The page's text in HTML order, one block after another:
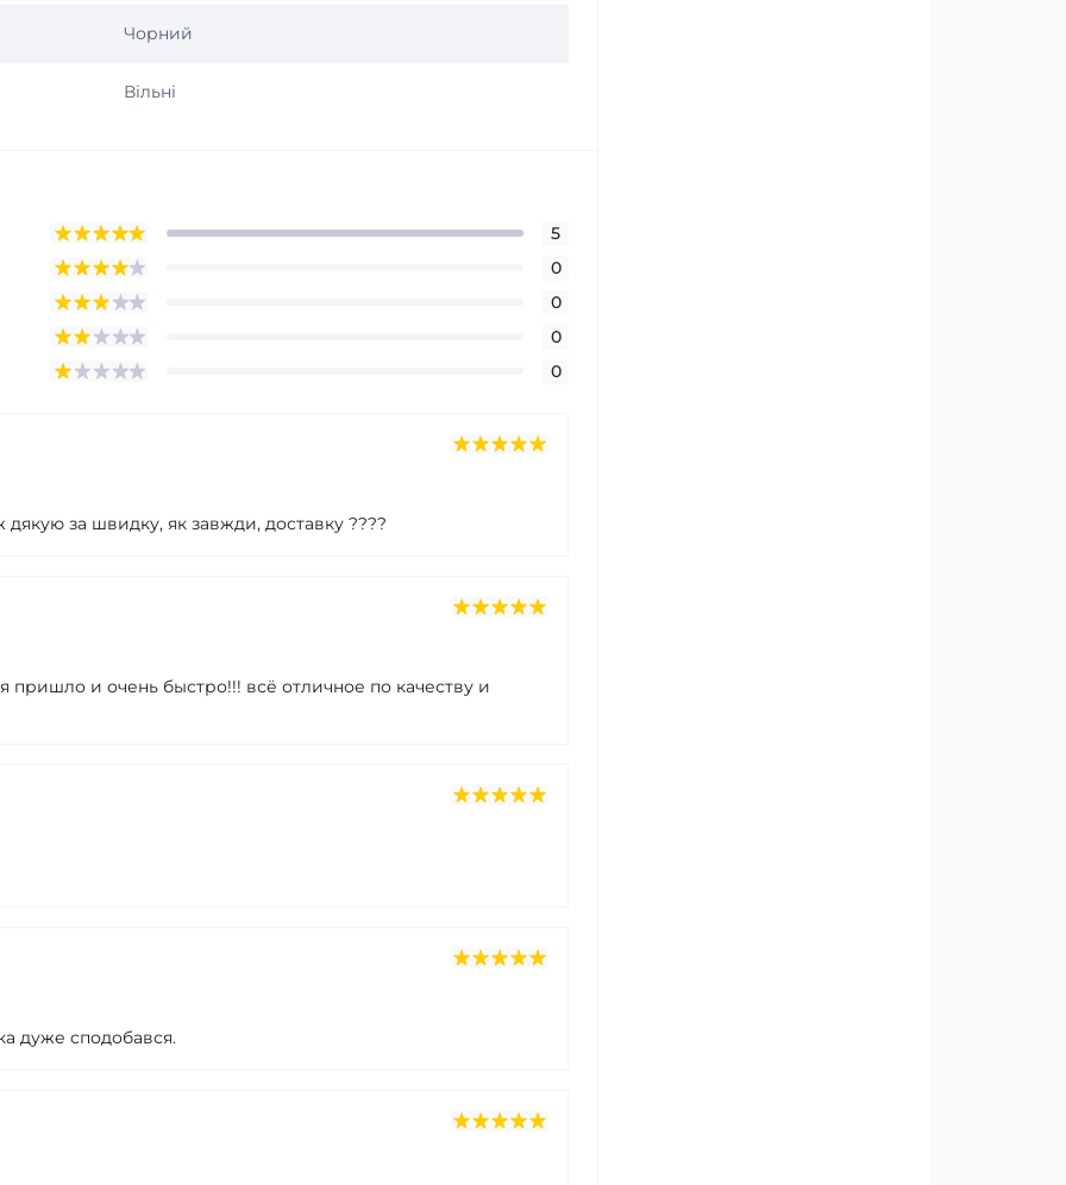
Чорний
Вільні
5
0
0
0
0
дякую за швидку, як завжди, доставку ????
пришло и очень быстро!!! всё отличное по качеству и
дуже сподобався.